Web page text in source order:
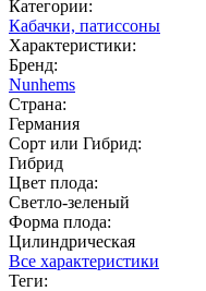
Категории:
Кабачки, патиссоны
Характеристики:
Бренд:
Nunhems
Страна:
Германия
Сорт или Гибрид:
Гибрид
Цвет плода:
Светло-зеленый
Форма плода:
Цилиндрическая
Все характеристики
Теги: